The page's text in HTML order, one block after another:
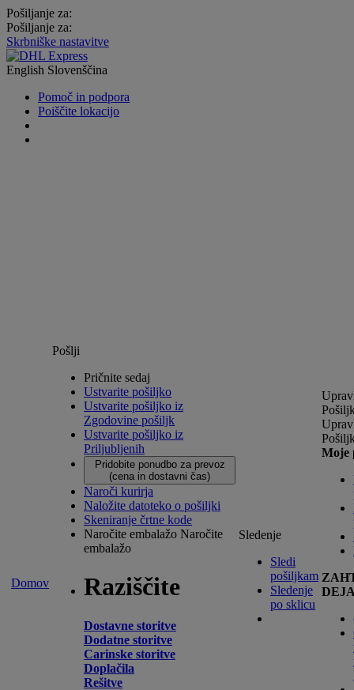
Pošiljanje za:
Pošiljanje za:
Skrbniške nastavitve
English Slovenščina
Pomoč in podpora
Poiščite lokacijo
Domov
Pošlji
Pričnite sedaj
Ustvarite pošiljko
Ustvarite pošiljko iz
Zgodovine pošiljk
Ustvarite pošiljko iz
Priljubljenih
Pridobite ponudbo za prevoz
(cena in dostavni čas)
Naroči kurirja
Naložite datoteko o pošiljki
Skeniranje črtne kode
Naročite embalažo Naročite
embalažo
Raziščite
Dostavne storitve
Dodatne storitve
Carinske storitve
Doplačila
Rešitve
Sledenje
Sledi
pošiljkam
Sledenje
po sklicu
Moje